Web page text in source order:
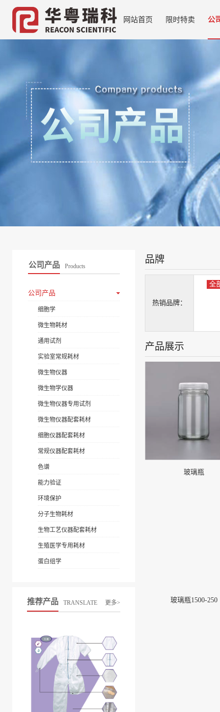
网站首页 限时特卖 公
公司产品 Products
公司产品
细胞学
微生物耗材
通用试剂
实验室常规耗材
微生物仪器
微生物学仪器
微生物仪器专用试剂
微生物仪器配套耗材
细胞仪器配套耗材
常规仪器配套耗材
色谱
能力验证
环境保护
分子生物耗材
生物工艺仪器配套耗材
生殖医学专用耗材
蛋白组学
推荐产品 TRANSLATE 更多>
品牌
热销品牌：
全
产品展示
玻璃瓶
玻璃瓶1500-250